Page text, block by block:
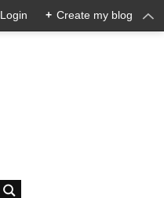
Login + Create my blog